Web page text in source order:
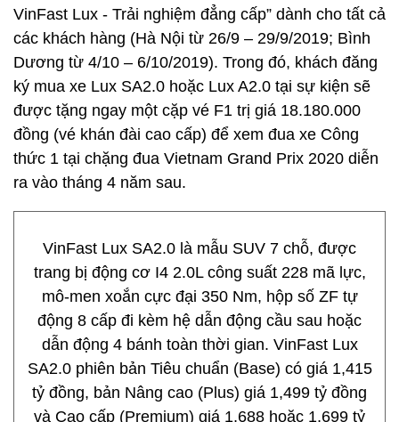
VinFast Lux - Trải nghiệm đẳng cấp” dành cho tất cả
các khách hàng (Hà Nội từ 26/9 – 29/9/2019; Bình
Dương từ 4/10 – 6/10/2019). Trong đó, khách đăng
ký mua xe Lux SA2.0 hoặc Lux A2.0 tại sự kiện sẽ
được tặng ngay một cặp vé F1 trị giá 18.180.000
đồng (vé khán đài cao cấp) để xem đua xe Công
thức 1 tại chặng đua Vietnam Grand Prix 2020 diễn
ra vào tháng 4 năm sau.
VinFast Lux SA2.0 là mẫu SUV 7 chỗ, được
trang bị động cơ I4 2.0L công suất 228 mã lực,
mô-men xoắn cực đại 350 Nm, hộp số ZF tự
động 8 cấp đi kèm hệ dẫn động cầu sau hoặc
dẫn động 4 bánh toàn thời gian. VinFast Lux
SA2.0 phiên bản Tiêu chuẩn (Base) có giá 1,415
tỷ đồng, bản Nâng cao (Plus) giá 1,499 tỷ đồng
và Cao cấp (Premium) giá 1,688 hoặc 1,699 tỷ